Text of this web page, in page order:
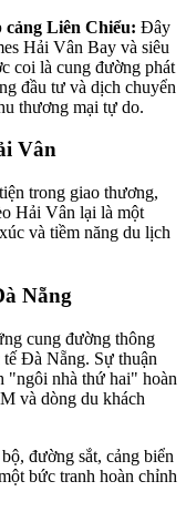
Liên Chiểu: Đây
Hải Vân Bay và siêu
coi là cung đường phát
đầu tư và dịch chuyển
thương mại tự do.
Vân
trong giao thương,
Hải Vân lại là một
và tiềm năng du lịch
Nẵng
cung đường thông
tế Đà Nẵng. Sự thuận
"ngôi nhà thứ hai" hoàn
và dòng du khách
đường sắt, cảng biển
bức tranh hoàn chỉnh